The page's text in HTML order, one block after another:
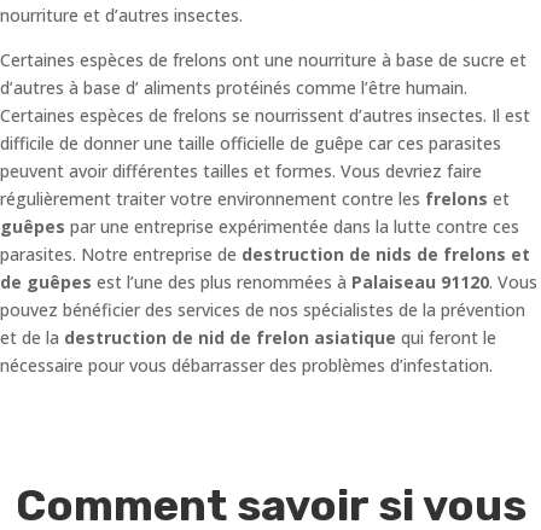
nourriture et d’autres insectes.
Certaines espèces de frelons ont une nourriture à base de sucre et
d’autres à base d’ aliments protéinés comme l’être humain.
Certaines espèces de frelons se nourrissent d’autres insectes. Il est
difficile de donner une taille officielle de guêpe car ces parasites
peuvent avoir différentes tailles et formes. Vous devriez faire
régulièrement traiter votre environnement contre les frelons et
guêpes par une entreprise expérimentée dans la lutte contre ces
parasites. Notre entreprise de destruction de nids de frelons et
de guêpes est l’une des plus renommées à Palaiseau 91120. Vous
pouvez bénéficier des services de nos spécialistes de la prévention
et de la destruction de nid de frelon asiatique qui feront le
nécessaire pour vous débarrasser des problèmes d’infestation.
Comment savoir si vous